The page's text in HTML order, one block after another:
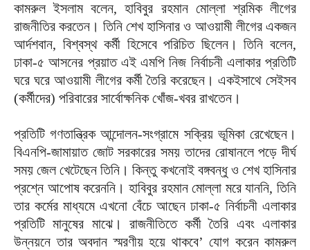
কামরুল ইসলাম বলেন, হাবিবুর রহমান মোল্লা শ্রমিক লীগের
রাজনীতির করতেন। তিনি শেখ হাসিনার ও আওয়ামী লীগের একজন
আর্দশবান, বিশ্বস্থ কর্মী হিসেবে পরিচিত ছিলেন। তিনি বলেন,
ঢাকা-৫ আসনের প্রয়াত এই এমপি নিজ নির্বাচনী এলাকার প্রতিটি
ঘরে ঘরে আওয়ামী লীগের কর্মী তৈরি করেছেন। একইসাথে সেইসব
(কর্মীদের) পরিবারের সার্বোক্ষনিক খোঁজ-খবর রাখতেন।
প্রতিটি গণতান্ত্রিক আন্দোলন-সংগ্রামে সক্রিয় ভূমিকা রেখেছেন।
বিএনপি-জামায়াত জোট সরকারের সময় তাদের রোষানলে পড়ে দীর্ঘ
সময় জেল খেটেছেন তিনি। কিন্তু কখনোই বঙ্গবন্ধু ও শেখ হাসিনার
প্রশ্নে আপোষ করেননি। হাবিবুর রহমান মোল্লা মরে যাননি, তিনি
তার কর্মের মাধ্যমে এখনো বেঁচে আছেন ঢাকা-৫ নির্বাচনী এলাকার
প্রতিটি মানুষের মাঝে। রাজনীতিতে কর্মী তৈরি এবং এলাকার
উন্নয়নে তার অবদান স্মরণীয় হয়ে থাকবে’ যোগ করেন কামরুল